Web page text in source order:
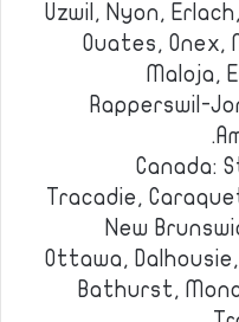
Uzwil, Nyon,
Ouates, Onex,
Maloja,
Rapperswil-
Canada:
Tracadie,
New
Ottawa,
Bathurst,